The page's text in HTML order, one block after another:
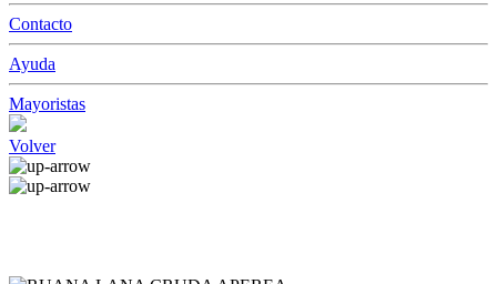
Contacto
Ayuda
Mayoristas
Volver